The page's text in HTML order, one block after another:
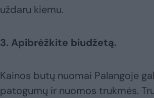
uždaru kiemu.
3. Apibrėžkite biudžetą.
Kainos butų nuomai Palangoje
patogumų ir nuomos trukmės.